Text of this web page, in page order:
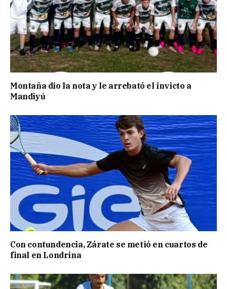
Montaña dio la nota y le arrebató el invicto a
Mandiyú
Con contundencia, Zárate se metió en cuartos de
final en Londrina